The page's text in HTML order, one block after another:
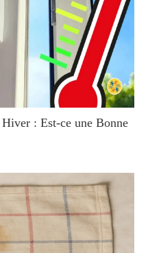
: Est-ce une Bonne